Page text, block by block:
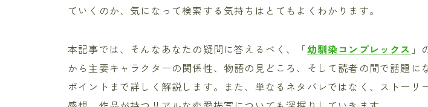
ていくのか、気になって検索する気持ちはとてもよくわかります。
本記事では、そんなあなたの疑問に答えるべく、「幼馴染コンプレックス 」
から主要キャラクターの関係性、物語の見どころ、そして読者の間で話題に
ポイントまで詳しく解説します。また、単なるネタバレではなく、ストーリ